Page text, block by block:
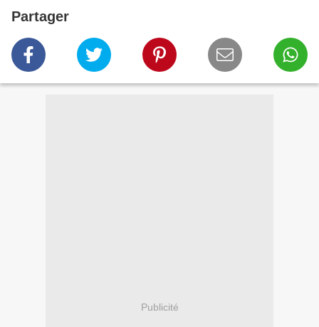
Partager
Publicité